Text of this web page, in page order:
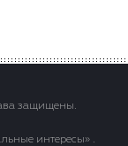
защищены.
интересы» .